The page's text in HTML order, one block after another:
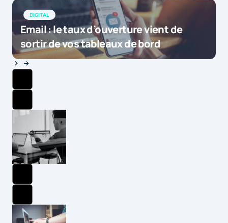
DIGITAL
Email : le taux d’ouverture vient de
sortir de vos tableaux de bord